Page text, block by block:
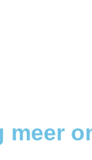
meer